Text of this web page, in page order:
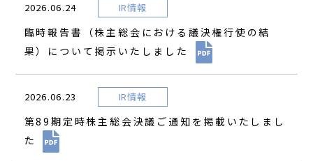
2026.06.24 IR情報
臨時報告書（株主総会における議決権行使の結
果）について掲示いたしました
2026.06.23 IR情報
第89期定時株主総会決議ご通知を掲載いたしまし
た